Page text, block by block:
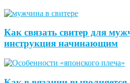
Как связать свитер для
инструкция начинающим